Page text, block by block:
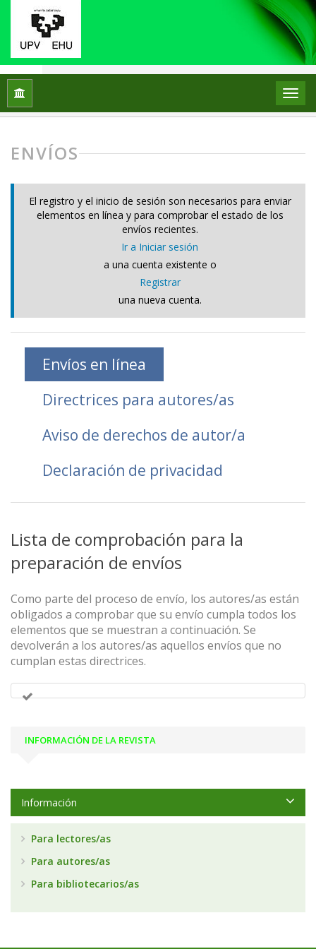
Inicio
ENVÍOS
El registro y el inicio de sesión son necesarios para enviar
elementos en línea y para comprobar el estado de los
envíos recientes.
Ir a Iniciar sesión
a una cuenta existente o
Registrar
una nueva cuenta.
Envíos en línea
Directrices para autores/as
Aviso de derechos de autor/a
Declaración de privacidad
Lista de comprobación para la
preparación de envíos
Como parte del proceso de envío, los autores/as están
obligados a comprobar que su envío cumpla todos los
elementos que se muestran a continuación. Se
devolverán a los autores/as aquellos envíos que no
cumplan estas directrices.
INFORMACIÓN DE LA REVISTA
Información
Para lectores/as
Para autores/as
Para bibliotecarios/as